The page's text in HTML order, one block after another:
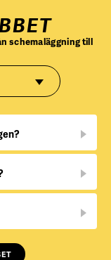
schemaläggning till